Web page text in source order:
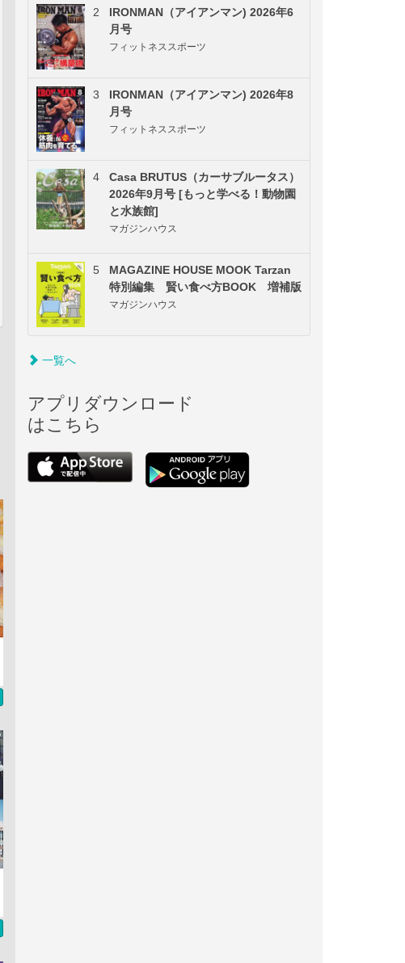
2
IRONMAN（アイアンマン) 2026年6
月号
フィットネススポーツ
3
IRONMAN（アイアンマン) 2026年8
月号
フィットネススポーツ
4
Casa BRUTUS（カーサブルータス）
2026年9月号 [もっと学べる！動物園
と水族館]
マガジンハウス
5
MAGAZINE HOUSE MOOK Tarzan
特別編集 賢い食べ方BOOK 増補版
マガジンハウス
一覧へ
アプリダウンロード
はこちら